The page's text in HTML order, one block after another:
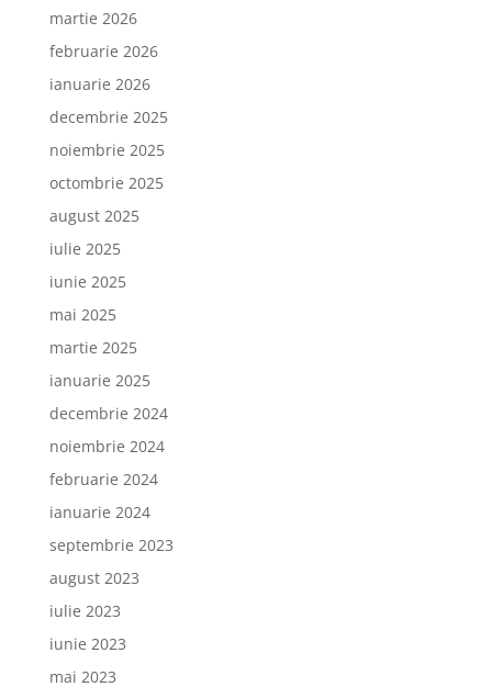
martie 2026
februarie 2026
ianuarie 2026
decembrie 2025
noiembrie 2025
octombrie 2025
august 2025
iulie 2025
iunie 2025
mai 2025
martie 2025
ianuarie 2025
decembrie 2024
noiembrie 2024
februarie 2024
ianuarie 2024
septembrie 2023
august 2023
iulie 2023
iunie 2023
mai 2023